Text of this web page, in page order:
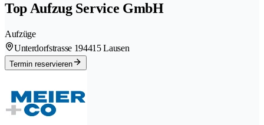
Top Aufzug Service GmbH
Aufzüge
Unterdorfstrasse 194415 Lausen
Termin reservieren